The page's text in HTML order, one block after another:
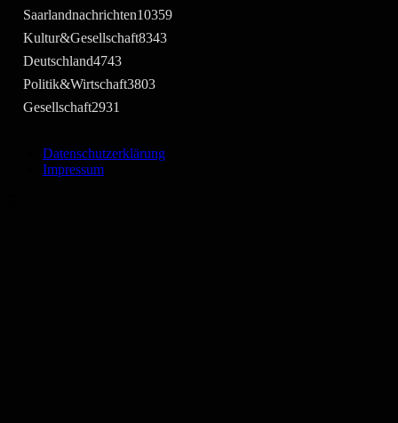
Saarlandnachrichten10359
Kultur&Gesellschaft8343
Deutschland4743
Politik&Wirtschaft3803
Gesellschaft2931
Datenschutzerklärung
Impressum